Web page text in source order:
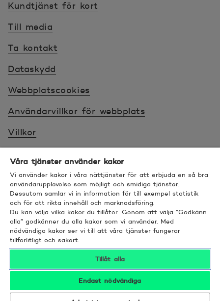
Kundtjänst för kort
Till media
Ta kontakt
Dataskydd
Webbplatscookies
Användarvillkor för webbplats
Villkor
Tillgänglighet
Bra att veta
© 2026 POP Pankki, Hevosenkenkä 3, 02600
ESPOO
Våra tjänster använder kakor
Vi använder kakor i våra nättjänster för att erbjuda en så bra
användarupplevelse som möjligt och smidiga tjänster.
Dessutom samlar vi in information för till exempel statistik
och för att rikta innehåll och marknadsföring.
Du kan välja vilka kakor du tillåter. Genom att välja ”Godkänn
alla” godkänner du alla kakor som vi använder. Med
nödvändiga kakor ser vi till att våra tjänster fungerar
tillförlitligt och säkert.
Tillåt alla
Endast nödvändiga